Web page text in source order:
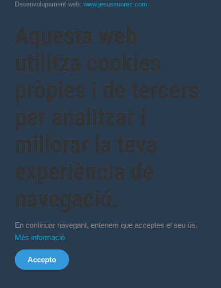
Desenvolupament web: www.jesussuarez.com
Aquesta web
utilitza cookies
pròpies i de tercers
per analitzar i
millorar la teva
experiència de
navegació.
En continuar navegant, entenem que acceptes el seu ús.
Més informació
Accepto